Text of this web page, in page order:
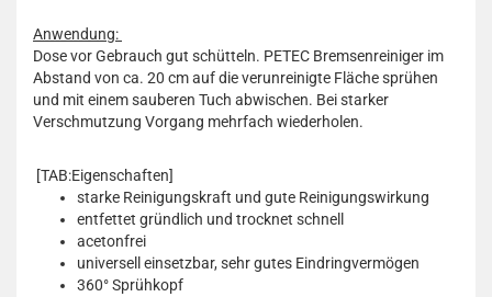
Anwendung:
Dose vor Gebrauch gut schütteln. PETEC Bremsenreiniger im
Abstand von ca. 20 cm auf die verunreinigte Fläche sprühen
und mit einem sauberen Tuch abwischen. Bei starker
Verschmutzung Vorgang mehrfach wiederholen.
[TAB:Eigenschaften]
starke Reinigungskraft und gute Reinigungswirkung
entfettet gründlich und trocknet schnell
acetonfrei
universell einsetzbar, sehr gutes Eindringvermögen
360° Sprühkopf